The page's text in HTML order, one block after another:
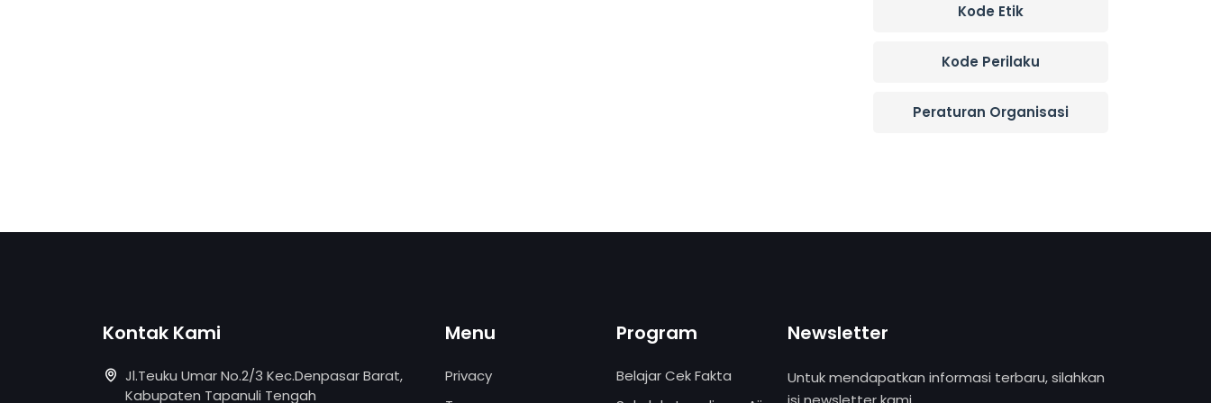
Kode Etik
Kode Perilaku
Peraturan Organisasi
Kontak Kami
Jl.Teuku Umar No.2/3 Kec.Denpasar Barat,
Kabupaten Tapanuli Tengah
Menu
Privacy
Program
Belajar Cek Fakta
Newsletter
Untuk mendapatkan informasi terbaru, silahkan